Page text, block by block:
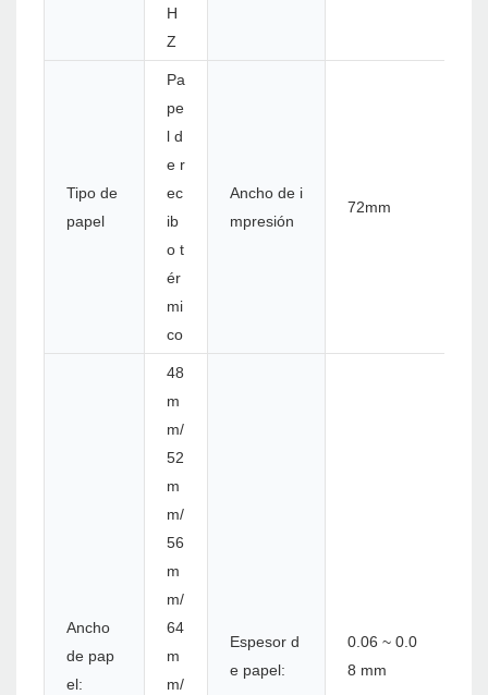
H
Z
Tipo de
papel
Pa
pe
l d
e r
ec
ib
o t
ér
mi
co
Ancho de i
mpresión
72mm
Ancho
de pap
el:
48
m
m/
52
m
m/
56
m
m/
64
m
m/
Espesor d
e papel:
0.06 ~ 0.0
8 mm